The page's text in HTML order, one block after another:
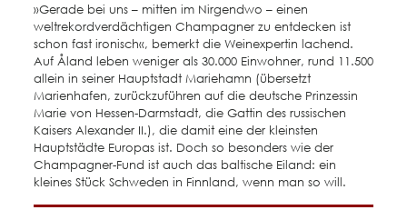
»Gerade bei uns – mitten im Nirgendwo – einen
weltrekordverdächtigen Champagner zu entdecken ist
schon fast ironisch«, bemerkt die Weinexpertin lachend.
Auf Åland leben weniger als 30.000 Einwohner, rund 11.500
allein in seiner Hauptstadt Mariehamn (übersetzt
Marienhafen, zurückzuführen auf die deutsche Prinzessin
Marie von Hessen-Darmstadt, die Gattin des russischen
Kaisers Alexander II.), die damit eine der kleinsten
Hauptstädte Europas ist. Doch so besonders wie der
Champagner-Fund ist auch das baltische Eiland: ein
kleines Stück Schweden in Finnland, wenn man so will.